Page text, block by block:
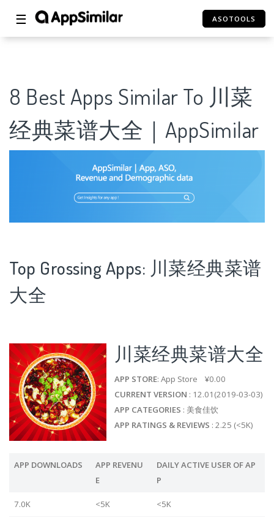
☰ ASOTOOLS
8 Best Apps Similar To 川菜
经典菜谱大全｜AppSimilar
Top Grossing Apps: 川菜经典菜谱
大全
川菜经典菜谱大全
APP STORE: App Store ¥0.00
CURRENT VERSION : 12.01(2019-03-03)
APP CATEGORIES : 美食佳饮
APP RATINGS & REVIEWS : 2.25 (<5K)
APP DOWNLOADS
APP REVENU
E
DAILY ACTIVE USER OF AP
P
7.0K <5K <5K